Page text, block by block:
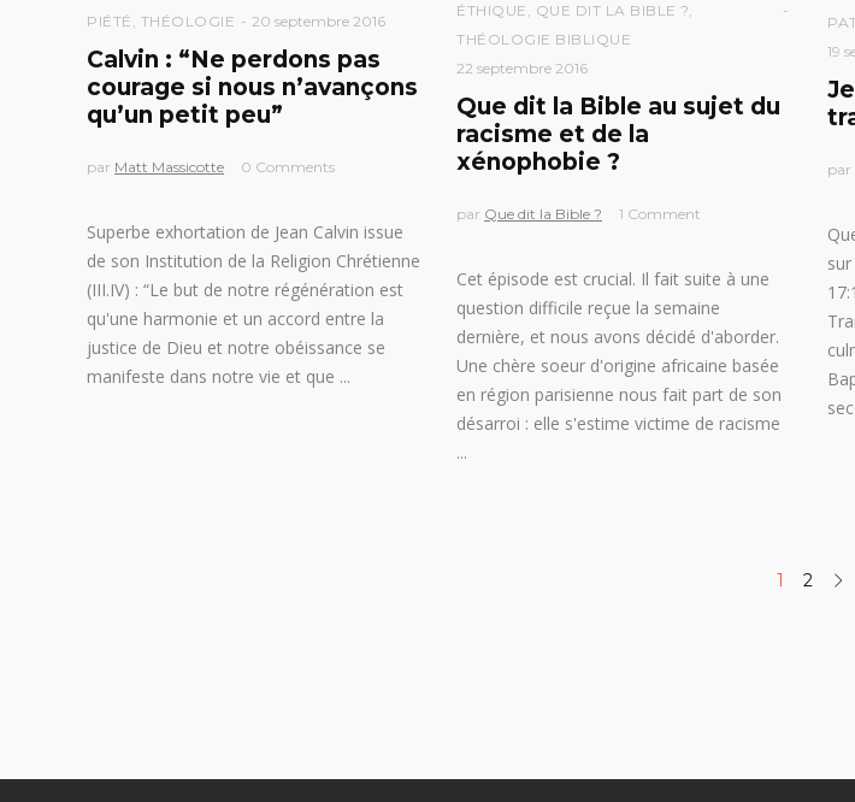
ÉTHIQUE , QUE DIT LA BIBLE ?,
THÉOLOGIE BIBLIQUE
22 septembre 2016
Que dit la Bible au sujet du
racisme et de la
xénophobie ?
par Que dit la Bible ? 1 Comment
Cet épisode est crucial. Il fait suite à une
question difficile reçue la semaine
dernière, et nous avons décidé d'aborder.
Une chère soeur d'origine africaine basée
en région parisienne nous fait part de son
désarroi : elle s'estime victime de racisme
PIÉTÉ , THÉOLOGIE 20 septembre 2016
Calvin : “Ne perdons pas
courage si nous n’avançons
qu’un petit peu”
par Matt Massicotte 0 Comments
Superbe exhortation de Jean Calvin issue
de son Institution de la Religion Chrétienne
(III.IV) : “Le but de notre régénération est
qu'une harmonie et un accord entre la
justice de Dieu et notre obéissance se
manifeste dans notre vie et que
19
par
1 2